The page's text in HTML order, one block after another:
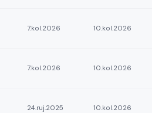
7.kol.2026 10.kol.2026
7.kol.2026 10.kol.2026
24.ruj.2025 10.kol.2026